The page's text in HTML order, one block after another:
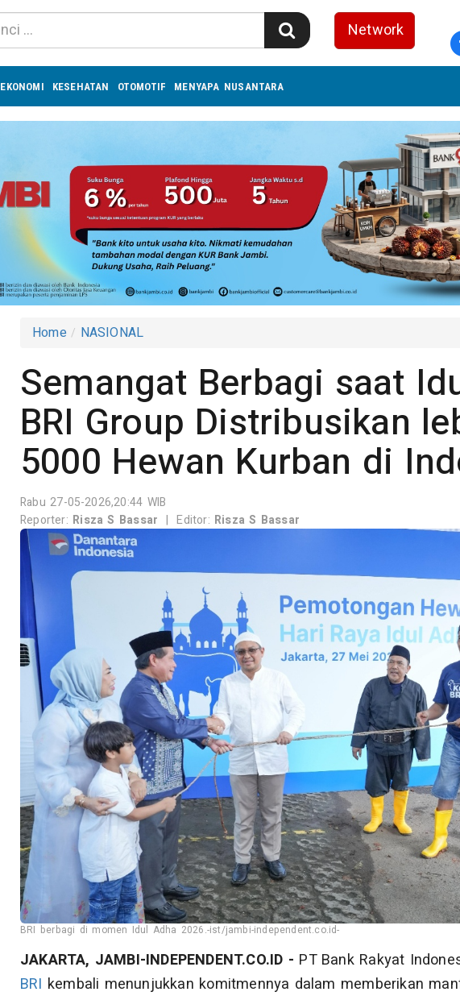
Network
EKONOMI KESEHATAN OTOMOTIF MENYAPA NUSANTARA
Home NASIONAL
Semangat Berbagi saat
BRI Group Distribusikan
5000 Hewan Kurban di
Rabu 27-05-2026,20:44 WIB
Reporter: Risza S Bassar | Editor: Risza S Bassar
BRI berbagi di momen Idul Adha 2026.-ist/jambi-independent.co.id-
JAKARTA, JAMBI-INDEPENDENT.CO.ID - PT Bank Rakyat
BRI kembali menunjukkan komitmennya dalam memberikan